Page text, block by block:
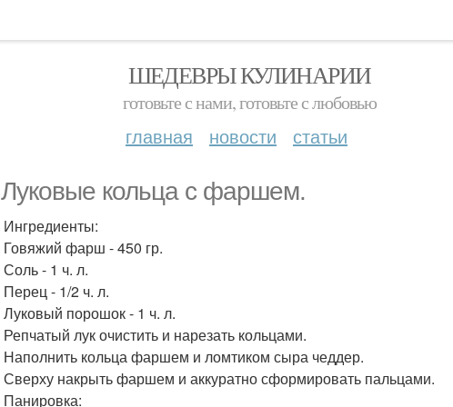
ШЕДЕВРЫ КУЛИНАРИИ
готовьте с нами, готовьте с любовью
главная новости статьи
Луковые кольца с фаршем.
Ингредиенты:
Говяжий фарш - 450 гр.
Соль - 1 ч. л.
Перец - 1/2 ч. л.
Луковый порошок - 1 ч. л.
Репчатый лук очистить и нарезать кольцами.
Наполнить кольца фаршем и ломтиком сыра чеддер.
Сверху накрыть фаршем и аккуратно сформировать пальцами.
Панировка: